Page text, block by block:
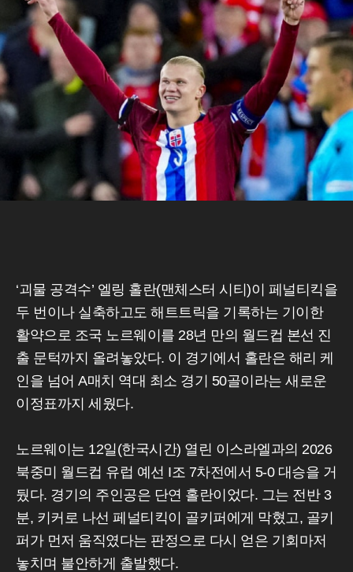
‘괴물 공격수’ 엘링 홀란(맨체스터 시티)이 페널티킥을
두 번이나 실축하고도 해트트릭을 기록하는 기이한
활약으로 조국 노르웨이를 28년 만의 월드컵 본선 진
출 문턱까지 올려놓았다. 이 경기에서 홀란은 해리 케
인을 넘어 A매치 역대 최소 경기 50골이라는 새로운
이정표까지 세웠다.
노르웨이는 12일(한국시간) 열린 이스라엘과의 2026
북중미 월드컵 유럽 예선 I조 7차전에서 5-0 대승을 거
뒀다. 경기의 주인공은 단연 홀란이었다. 그는 전반 3
분, 키커로 나선 페널티킥이 골키퍼에게 막혔고, 골키
퍼가 먼저 움직였다는 판정으로 다시 얻은 기회마저
놓치며 불안하게 출발했다.